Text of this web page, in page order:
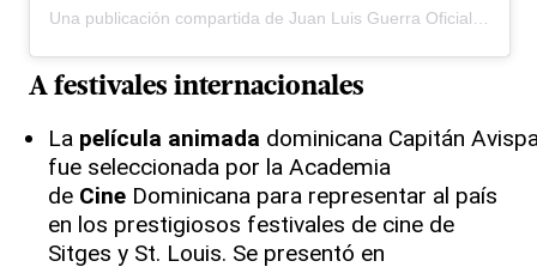
A festivales internacionales
La película animada dominicana Capitán
fue seleccionada por la Academia
de Cine Dominicana para representar al país
en los prestigiosos festivales de cine de
Sitges y St. Louis. Se presentó en